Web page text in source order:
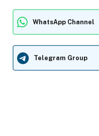
WhatsApp Channel
Telegram Group